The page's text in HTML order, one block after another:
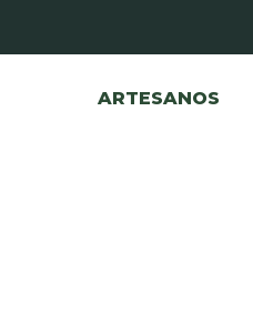
ARTESANOS